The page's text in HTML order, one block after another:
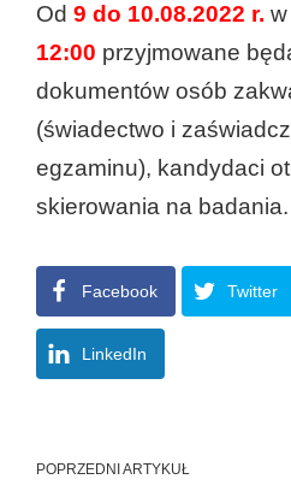
Od 9 do 10.08.2022 r.
12:00 przyjmowane
dokumentów osób
(świadectwo i
egzaminu), kandydaci
skierowania na badania.
Facebook Twitter
LinkedIn
POPRZEDNI ARTYKUŁ